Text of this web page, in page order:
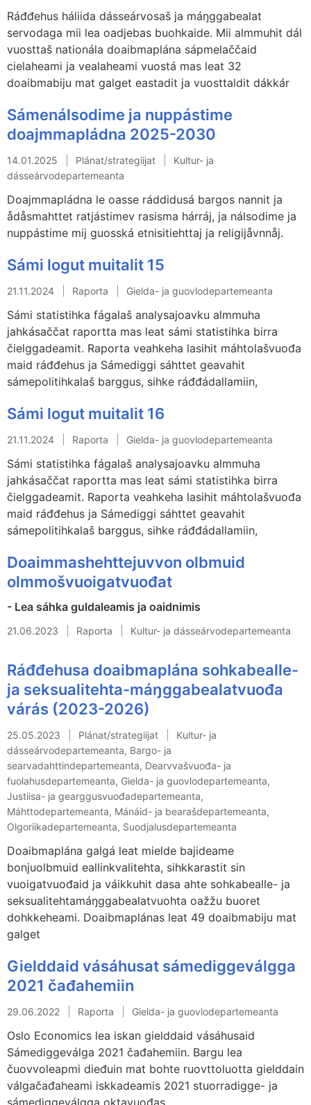
Ráđđehus háliida dásseárvosaš ja máŋggabealat
servodaga mii lea oadjebas buohkaide. Mii almmuhit dál
vuosttaš nationála doaibmaplána sápmelaččaid
cielaheami ja vealaheami vuostá mas leat 32
doaibmabiju mat galget eastadit ja vuosttaldit dákkár
Sámenálsodime ja nuppástime
doajmmapládna 2025-2030
14.01.2025 Plánat/strategiijat
Kultur- ja
dásseárvodepartemeanta
Doajmmapládna le oasse ráddidusá bargos nannit ja
ådåsmahttet ratjástimev rasisma hárráj, ja nálsodime ja
nuppástime mij guosská etnisitiehttaj ja religijåvnnåj.
Sámi logut muitalit 15
21.11.2024 Raporta Gielda- ja guovlodepartemeanta
Sámi statistihka fágalaš analysajoavku almmuha
jahkásaččat raportta mas leat sámi statistihka birra
čielggadeamit. Raporta veahkeha lasihit máhtolašvuođa
maid ráđđehus ja Sámediggi sáhttet geavahit
sámepolitihkalaš barggus, sihke ráđđádallamiin,
Sámi logut muitalit 16
21.11.2024 Raporta Gielda- ja guovlodepartemeanta
Sámi statistihka fágalaš analysajoavku almmuha
jahkásaččat raportta mas leat sámi statistihka birra
čielggadeamit. Raporta veahkeha lasihit máhtolašvuođa
maid ráđđehus ja Sámediggi sáhttet geavahit
sámepolitihkalaš barggus, sihke ráđđádallamiin,
Doaimmashehttejuvvon olbmuid
olmmošvuoigatvuođat
- Lea sáhka guldaleamis ja oaidnimis
21.06.2023 Raporta Kultur- ja dásseárvodepartemeanta
Ráđđehusa doaibmaplána sohkabealle-
ja seksualitehta-máŋggabealatvuođa
várás (2023-2026)
25.05.2023 Plánat/strategiijat
Kultur- ja
dásseárvodepartemeanta, Bargo- ja
searvadahttindepartemeanta, Dearvvašvuođa- ja
fuolahusdepartemeanta, Gielda- ja guovlodepartemeanta,
Justiisa- ja gearggusvuođadepartemeanta,
Máhttodepartemeanta, Mánáid- ja bearašdepartemeanta,
Olgoriikadepartemeanta, Suodjalusdepartemeanta
Doaibmaplána galgá leat mielde bajideame
bonjuolbmuid eallinkvalitehta, sihkkarastit sin
vuoigatvuođaid ja váikkuhit dasa ahte sohkabealle- ja
seksualitehtamáŋggabealatvuohta oažžu buoret
dohkkeheami. Doaibmaplánas leat 49 doaibmabiju mat
galget
Gielddaid vásáhusat sámediggeválgga
2021 čađahemiin
29.06.2022 Raporta Gielda- ja guovlodepartemeanta
Oslo Economics lea iskan gielddaid vásáhusaid
Sámediggeválga 2021 čađahemiin. Bargu lea
čuovvoleapmi dieđuin mat bohte ruovttoluotta gielddain
válgačađaheami iskkadeamis 2021 stuorradigge- ja
sámediggeválgga oktavuođas.